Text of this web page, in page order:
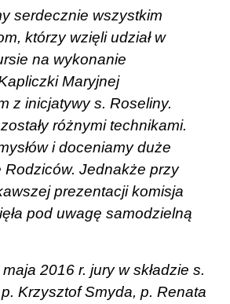
serdecznie wszystkim
którzy wzięli udział w
na wykonanie
Maryjnej
z inicjatywy s. Roseliny.
różnymi technikami.
i doceniamy duże
Jednakże przy
prezentacji komisja
pod uwagę samodzielną
2016 r. jury w składzie s.
Krzysztof Smyda, p. Renata